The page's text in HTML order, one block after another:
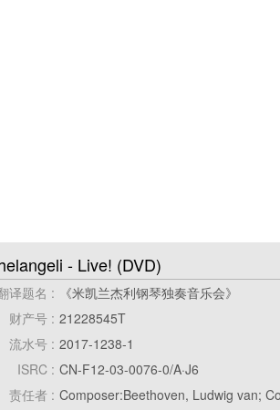
- Live! (DVD)
译题名 :
《米凯兰杰利钢琴独奏音乐会》
财产号 : 21228545T
流水号 : 2017-1238-1
ISRC : CN-F12-03-0076-0/A·J6
责任者 : Composer:Beethoven, Ludwig van;